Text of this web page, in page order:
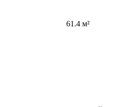
61.4 м²